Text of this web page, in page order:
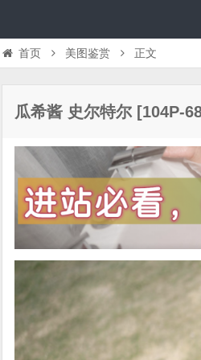
首页 美图鉴赏 正文
瓜希酱 史尔特尔 [104P-